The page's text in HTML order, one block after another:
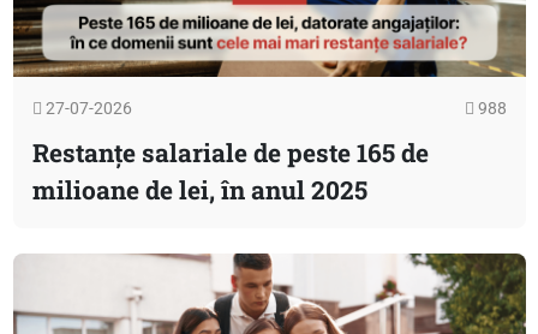
27-07-2026 988
Restanțe salariale de peste 165 de
milioane de lei, în anul 2025